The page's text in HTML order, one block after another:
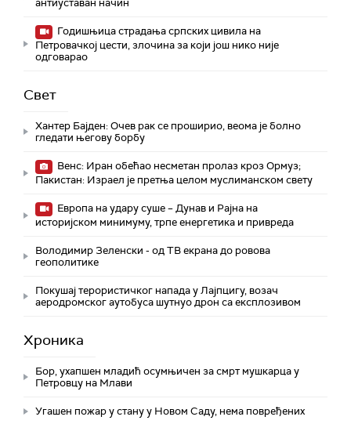
антиуставан начин
Годишњица страдања српских цивила на
Петровачкој цести, злочина за који још нико није
одговарао
Свет
Хантер Бајден: Очев рак се проширио, веома је болно
гледати његову борбу
Венс: Иран обећао несметан пролаз кроз Ормуз;
Пакистан: Израел је претња целом муслиманском свету
Европа на удару суше – Дунав и Рајна на
историјском минимуму, трпе енергетика и привреда
Володимир Зеленски - од ТВ екрана до ровова
геополитике
Покушај терористичког напада у Лајпцигу, возач
аеродромског аутобуса шутнуо дрон са експлозивом
Хроника
Бор, ухапшен младић осумњичен за смрт мушкарца у
Петровцу на Млави
Угашен пожар у стану у Новом Саду, нема повређених